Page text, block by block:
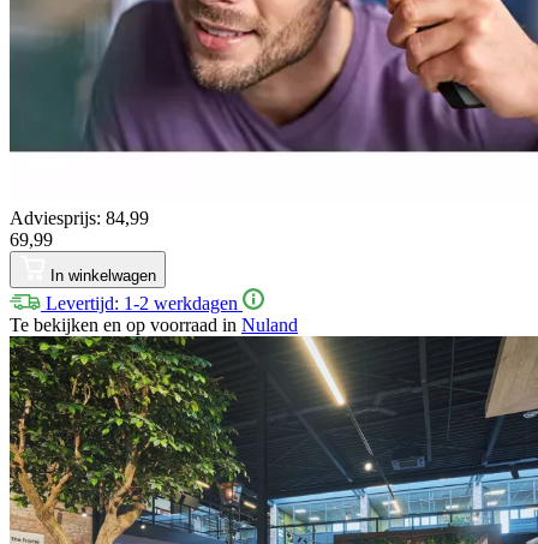
Adviesprijs: 84,99
69,99
In winkelwagen
Levertijd: 1-2 werkdagen
Te bekijken en op voorraad in Nuland